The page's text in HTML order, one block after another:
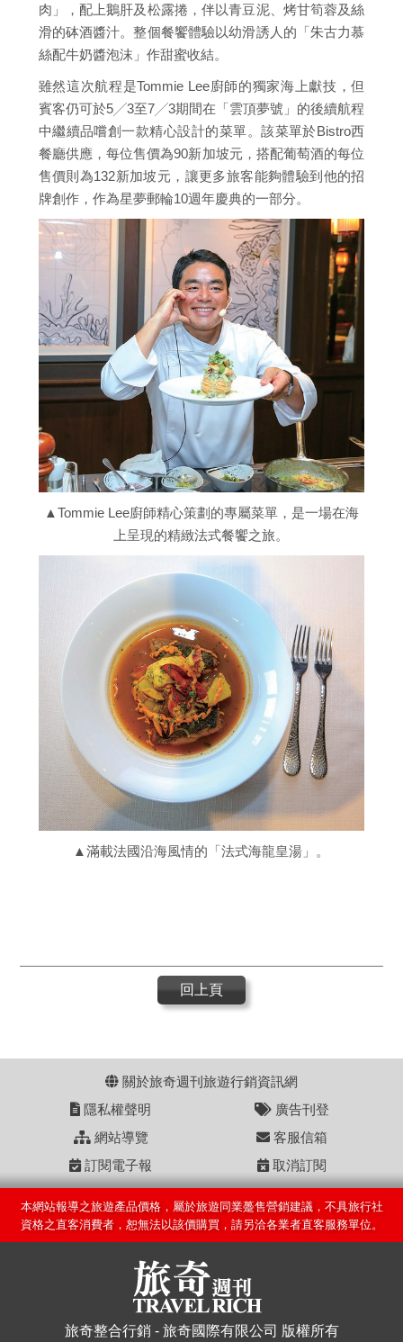
肉」，配上鵝肝及松露捲，伴以青豆泥、烤甘筍蓉及絲
滑的砵酒醬汁。整個餐饗體驗以幼滑誘人的「朱古力慕
絲配牛奶醬泡沫」作甜蜜收結。
雖然這次航程是Tommie Lee廚師的獨家海上獻技，但
賓客仍可於5╱3至7╱3期間在「雲頂夢號」的後續航程
中繼續品嚐創一款精心設計的菜單。該菜單於Bistro西
餐廳供應，每位售價為90新加坡元，搭配葡萄酒的每位
售價則為132新加坡元，讓更多旅客能夠體驗到他的招
牌創作，作為星夢郵輪10週年慶典的一部分。
▲Tommie Lee廚師精心策劃的專屬菜單，是一場在海
上呈現的精緻法式餐饗之旅。
▲滿載法國沿海風情的「法式海龍皇湯」。
回上頁
關於旅奇週刊旅遊行銷資訊網
隱私權聲明
廣告刊登
網站導覽
客服信箱
訂閱電子報
取消訂閱
本網站報導之旅遊產品價格，屬於旅遊同業躉售營銷建議，不具旅行社
資格之直客消費者，恕無法以該價購買，請另洽各業者直客服務單位。
旅奇整合行銷 - 旅奇國際有限公司 版權所有